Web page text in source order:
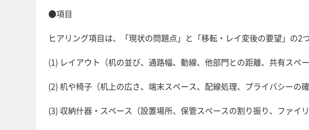
●項目
ヒアリング項目は、「現状の問題点」と「移転・レイ変後の要望」の2
(1) レイアウト（机の並び、通路幅、動線、他部門との距離、共有スペー
(2) 机や椅子（机上の広さ、端末スペース、配線処理、プライバシーの確
(3) 収納什器・スペース（設置場所、保管スペースの割り振り、ファイ